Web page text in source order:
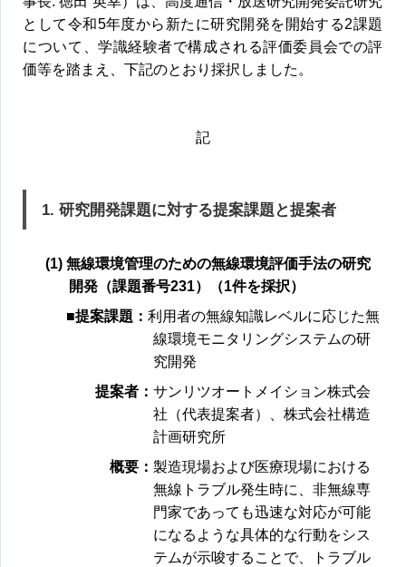
として令和5年度から新たに研究開発を開始する2課題
について、学識経験者で構成される評価委員会での評
価等を踏まえ、下記のとおり採択しました。
記
1. 研究開発課題に対する提案課題と提案者
(1) 無線環境管理のための無線環境評価手法の研究
開発（課題番号231）（1件を採択）
■提案課題：利用者の無線知識レベルに応じた無
線環境モニタリングシステムの研
究開発
提案者：サンリツオートメイション株式会
社（代表提案者）、株式会社構造
計画研究所
概要：製造現場および医療現場における
無線トラブル発生時に、非無線専
門家であっても迅速な対応が可能
になるような具体的な行動をシス
テムが示唆することで、トラブル